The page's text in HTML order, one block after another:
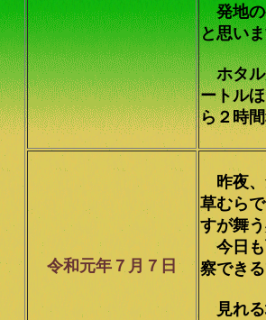
発地の
と思い
ホタル
ートル
ら２時
令和元年７月７日
昨夜、
草むら
すが舞
今日も
察でき
見れる